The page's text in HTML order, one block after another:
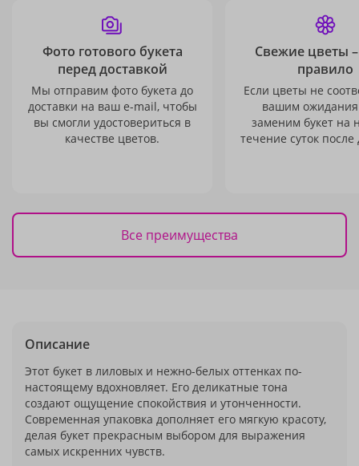
Фото готового букета
перед доставкой
Мы отправим фото букета до
доставки на ваш e-mail, чтобы
вы смогли удостовериться в
качестве цветов.
Свежие цветы
правило
Если цветы не
вашим
заменим букет на
течение суток после
Все преимущества
Описание
Этот букет в лиловых и нежно-белых оттенках по-
настоящему вдохновляет. Его деликатные тона
создают ощущение спокойствия и утонченности.
Современная упаковка дополняет его мягкую красоту,
делая букет прекрасным выбором для выражения
самых искренних чувств.